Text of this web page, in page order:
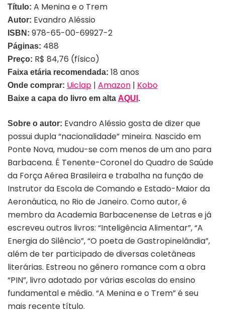
Título: A Menina e o Trem
Autor: Evandro Aléssio
ISBN: 978-65-00-69927-2
Páginas: 488
Preço: R$ 84,76 (físico)
Faixa etária recomendada: 18 anos
Onde comprar: Uiclap | Amazon | Kobo
Baixe a capa do livro em alta AQUI .
Sobre o autor: Evandro Aléssio gosta de dizer que
possui dupla “nacionalidade” mineira. Nascido em
Ponte Nova, mudou-se com menos de um ano para
Barbacena. É Tenente-Coronel do Quadro de Saúde
da Força Aérea Brasileira e trabalha na função de
Instrutor da Escola de Comando e Estado-Maior da
Aeronáutica, no Rio de Janeiro. Como autor, é
membro da Academia Barbacenense de Letras e já
escreveu outros livros: “Inteligência Alimentar”, “A
Energia do Silêncio”, “O poeta de Gastropinelândia”,
além de ter participado de diversas coletâneas
literárias. Estreou no gênero romance com a obra
“PIN”, livro adotado por várias escolas do ensino
fundamental e médio. “A Menina e o Trem” é seu
mais recente título.